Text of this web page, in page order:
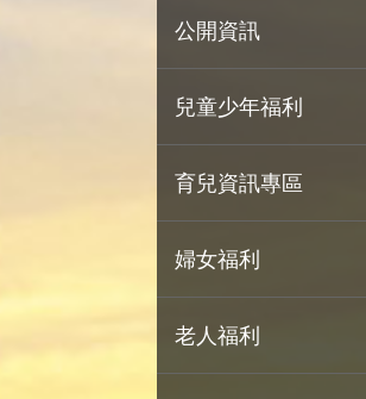
公開資訊
兒童少年福利
育兒資訊專區
婦女福利
老人福利